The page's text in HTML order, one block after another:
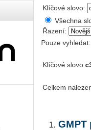
Klíčové slovo:
Všechna
Řazení:
Pouze
Klíčové slovo
Celkem
1.